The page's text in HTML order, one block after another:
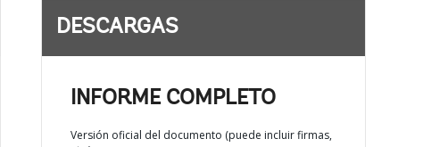
DESCARGAS
INFORME COMPLETO
Versión oficial del documento (puede incluir firmas,